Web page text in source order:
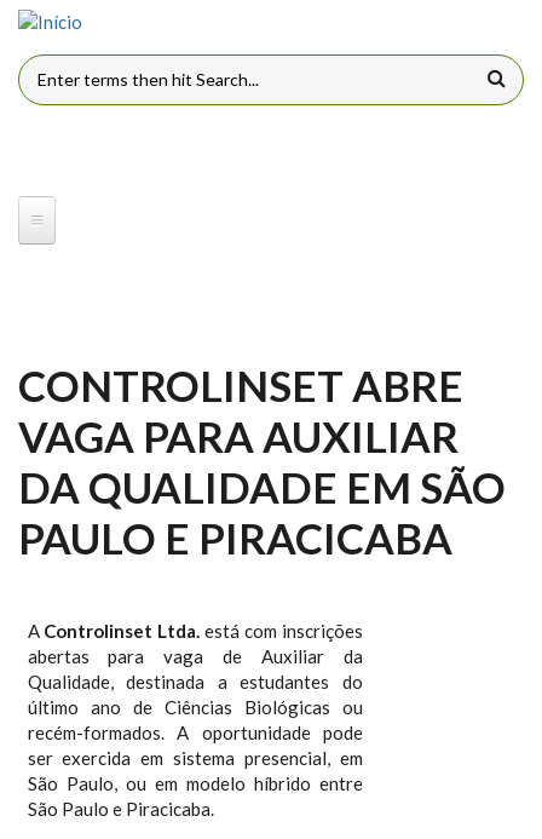
Pular para o conteúdo principal
FORMULÁRIO DE BUSCA
CONTROLINSET ABRE
VAGA PARA AUXILIAR
DA QUALIDADE EM SÃO
PAULO E PIRACICABA
A Controlinset Ltda.está com inscrições
abertas para vaga de Auxiliar da
Qualidade, destinada a estudantes do
último ano de Ciências Biológicas ou
recém-formados. A oportunidade pode
ser exercida em sistema presencial, em
São Paulo, ou em modelo híbrido entre
São Paulo e Piracicaba.